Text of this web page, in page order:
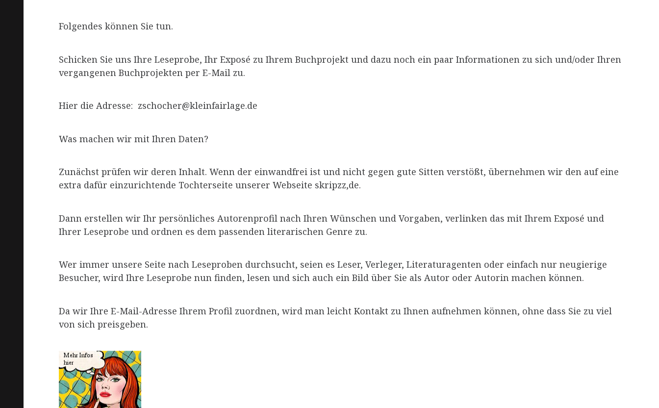
Folgendes können Sie tun.
Schicken Sie uns Ihre Leseprobe, Ihr Exposé zu Ihrem Buchprojekt und dazu noch ein paar Informationen zu sich und/oder Ihren
vergangenen Buchprojekten per E-Mail zu.
Hier die Adresse: zschocher@kleinfairlage.de
Was machen wir mit Ihren Daten?
Zunächst prüfen wir deren Inhalt. Wenn der einwandfrei ist und nicht gegen gute Sitten verstößt, übernehmen wir den auf eine
extra dafür einzurichtende Tochterseite unserer Webseite skripzz,de.
Dann erstellen wir Ihr persönliches Autorenprofil nach Ihren Wünschen und Vorgaben, verlinken das mit Ihrem Exposé und
Ihrer Leseprobe und ordnen es dem passenden literarischen Genre zu.
Wer immer unsere Seite nach Leseproben durchsucht, seien es Leser, Verleger, Literaturagenten oder einfach nur neugierige
Besucher, wird Ihre Leseprobe nun finden, lesen und sich auch ein Bild über Sie als Autor oder Autorin machen können.
Da wir Ihre E-Mail-Adresse Ihrem Profil zuordnen, wird man leicht Kontakt zu Ihnen aufnehmen können, ohne dass Sie zu viel
von sich preisgeben.